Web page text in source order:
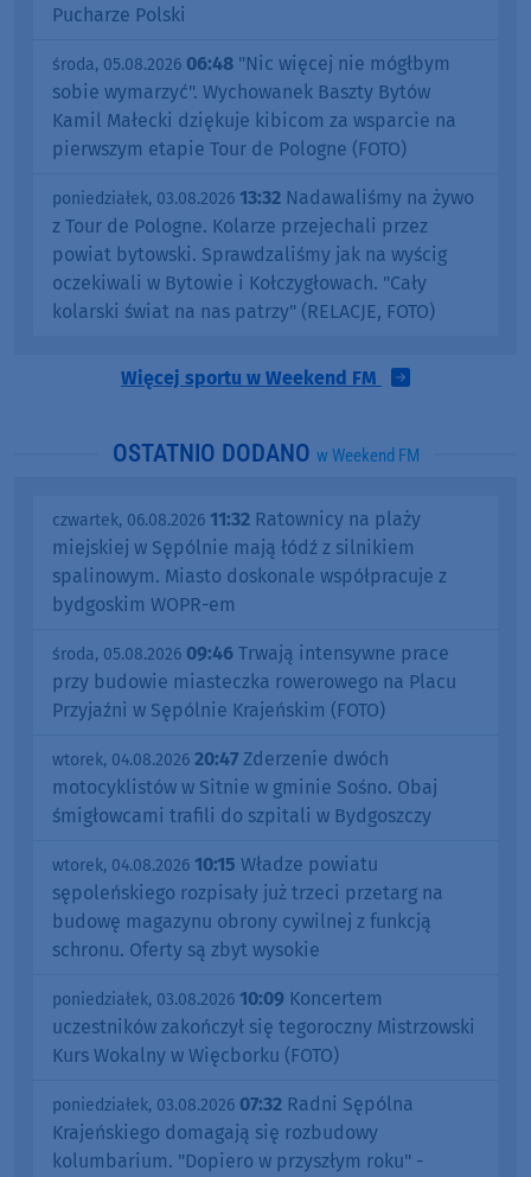
Pucharze Polski
środa, 05.08.2026 06:48 "Nic więcej nie mógłbym
sobie wymarzyć". Wychowanek Baszty Bytów
Kamil Małecki dziękuje kibicom za wsparcie na
pierwszym etapie Tour de Pologne (FOTO)
poniedziałek, 03.08.2026 13:32 Nadawaliśmy na żywo
z Tour de Pologne. Kolarze przejechali przez
powiat bytowski. Sprawdzaliśmy jak na wyścig
oczekiwali w Bytowie i Kołczygłowach. "Cały
kolarski świat na nas patrzy" (RELACJE, FOTO)
Więcej sportu w Weekend FM
OSTATNIO DODANO w Weekend FM
czwartek, 06.08.2026 11:32 Ratownicy na plaży
miejskiej w Sępólnie mają łódź z silnikiem
spalinowym. Miasto doskonale współpracuje z
bydgoskim WOPR-em
środa, 05.08.2026 09:46 Trwają intensywne prace
przy budowie miasteczka rowerowego na Placu
Przyjaźni w Sępólnie Krajeńskim (FOTO)
wtorek, 04.08.2026 20:47 Zderzenie dwóch
motocyklistów w Sitnie w gminie Sośno. Obaj
śmigłowcami trafili do szpitali w Bydgoszczy
wtorek, 04.08.2026 10:15 Władze powiatu
sępoleńskiego rozpisały już trzeci przetarg na
budowę magazynu obrony cywilnej z funkcją
schronu. Oferty są zbyt wysokie
poniedziałek, 03.08.2026 10:09 Koncertem
uczestników zakończył się tegoroczny Mistrzowski
Kurs Wokalny w Więcborku (FOTO)
poniedziałek, 03.08.2026 07:32 Radni Sępólna
Krajeńskiego domagają się rozbudowy
kolumbarium. "Dopiero w przyszłym roku" -